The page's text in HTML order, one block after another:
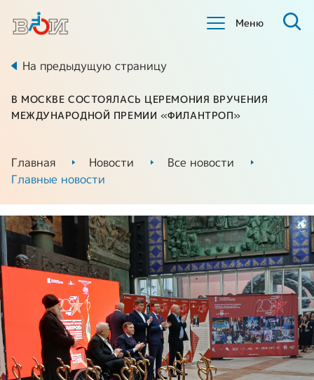
Меню
На предыдущую страницу
В МОСКВЕ СОСТОЯЛАСЬ ЦЕРЕМОНИЯ ВРУЧЕНИЯ
МЕЖДУНАРОДНОЙ ПРЕМИИ «ФИЛАНТРОП»
Главная Новости
Все новости
Главные новости